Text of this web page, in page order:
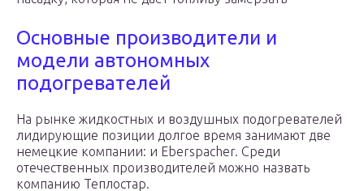
Основные производители и
модели автономных
подогревателей
На рынке жидкостных и воздушных подогревателей
лидирующие позиции долгое время занимают две
немецкие компании: и Eberspacher. Среди
отечественных производителей можно назвать
компанию Теплостар.